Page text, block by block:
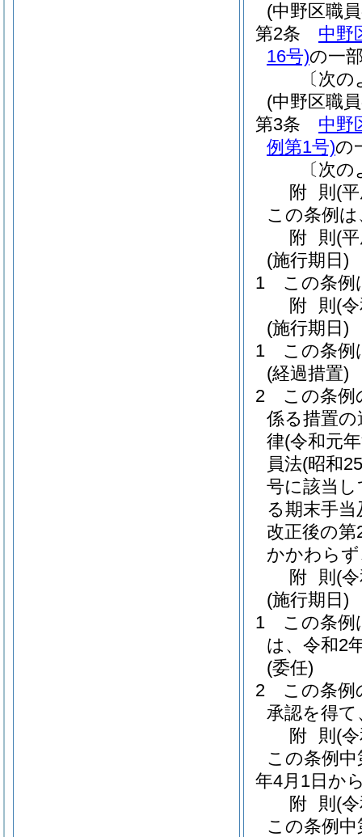
(中野区職
第2条
中野
16号)の一
〔次
(中野区職
第3条
中野
例第1号)の
〔次
附 則 (
この条例
附 則 (
(施行期日)
1
この条例
附 則 (
(施行期日)
1
この条例
(経過措置)
2
この条例
係る措置
律(令和元
員法(昭和
号に該当
る期末手
改正後の第
かかわら
附 則 (
(施行期日)
1
この条例
は、令和2
(委任)
2
この条例
承認を得
附 則 (
この条例
年4月1日か
附 則 (
この条例